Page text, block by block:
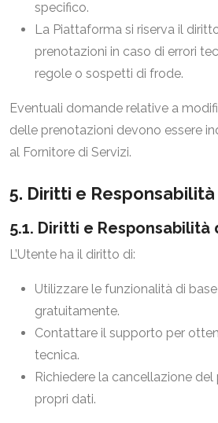
specifico.
La Piattaforma si riserva il
prenotazioni in caso di errori
regole o sospetti di frode.
Eventuali domande relative a
delle prenotazioni devono essere
al Fornitore di Servizi.
5. Diritti e
5.1. Diritti e Responsabilità
L’Utente ha il diritto di:
Utilizzare le funzionalità di
gratuitamente.
Contattare il supporto per
tecnica.
Richiedere la cancellazione
propri dati.